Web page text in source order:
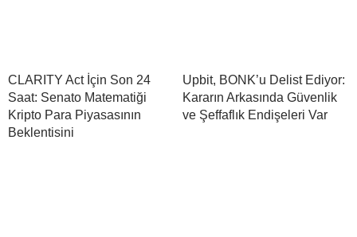
CLARITY Act İçin Son 24
Saat: Senato Matematiği
Kripto Para Piyasasının
Beklentisini
Upbit, BONK’u Delist Ediyor:
Kararın Arkasında Güvenlik
ve Şeffaflık Endişeleri Var